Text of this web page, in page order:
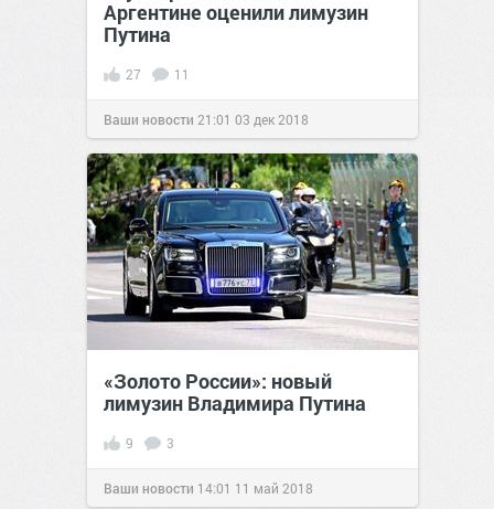
Аргентине оценили лимузин
Путина
27 11
Ваши новости 21:01 03 дек 2018
«Золото России»: новый
лимузин Владимира Путина
9 3
Ваши новости 14:01 11 май 2018